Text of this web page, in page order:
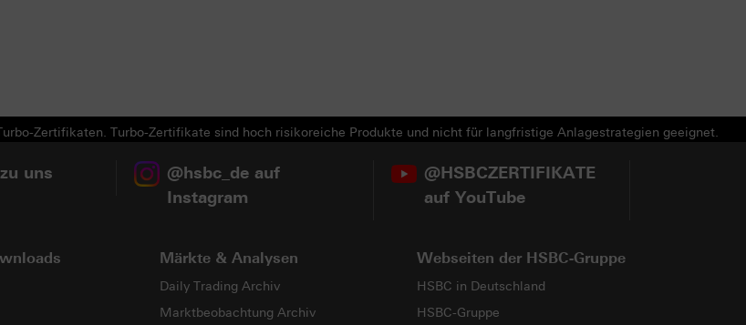
Zertifikaten. Turbo-Zertifikate sind hoch risikoreiche Produkte und nicht für langfristige Anlagestrategien geeignet.
uns
@hsbc_de auf
Instagram
@HSBCZERTIFIKATE
auf YouTube
Märkte & Analysen
Daily Trading Archiv
Marktbeobachtung Archiv
Webseiten der HSBC-Gruppe
HSBC in Deutschland
HSBC-Gruppe